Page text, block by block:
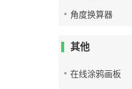
角度换算器
其他
在线涂鸦画板